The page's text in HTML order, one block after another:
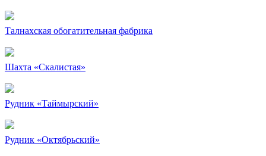
Талнахская обогатительная фабрика
Шахта «Скалистая»
Рудник «Таймырский»
Рудник «Октябрьский»